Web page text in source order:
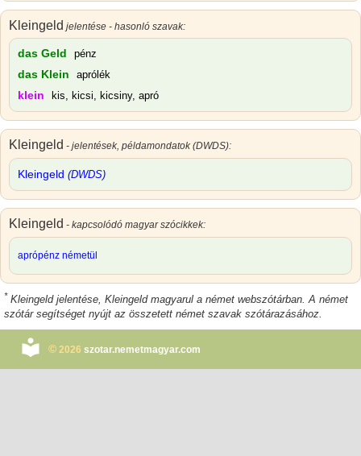
Kleingeld jelentése - hasonló szavak:
das Geld pénz
das Klein aprólék
klein kis, kicsi, kicsiny, apró
Kleingeld - jelentések, példamondatok (DWDS):
Kleingeld (DWDS)
Kleingeld - kapcsolódó magyar szócikkek:
aprópénz németül
* Kleingeld jelentése, Kleingeld magyarul a német webszótárban. A német
szótár segítséget nyújt az összetett német szavak szótárazásához.
© 2026 szotar.nemetmagyar.com